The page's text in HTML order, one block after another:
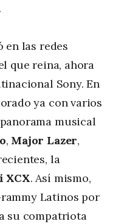
en las redes
que reina, ahora
Sony. En
ya con varios
musical
, Major Lazer,
la
XCX. Así mismo,
Latinos por
su compatriota